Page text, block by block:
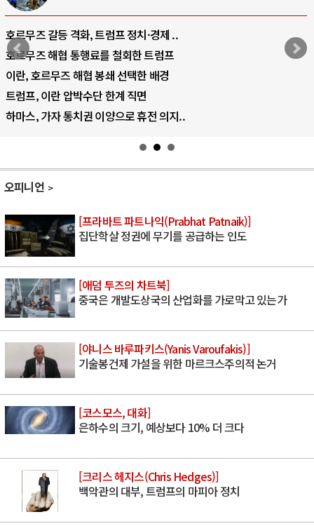
중국 AI, 저가 공세로 글로벌 토큰 시..
AI 국부펀드 구상 놓고 미국 진보진영 ..
AI 데이터센터 반대 투쟁은 새로운 글로..
AI의 숨은 환경 비용: 데이터센터 확산..
AI는 어떻게 미국 민주주의를 잠식하고 ..
오피니언
[프라바트 파트나익(Prabhat Patnaik)]
집단학살 정권에 무기를 공급하는 인도
[애덤 투즈의 차트북]
중국은 개발도상국의 산업화를 가로막고 있는가
[야니스 바루파키스(Yanis Varoufakis)]
기술봉건제 가설을 위한 마르크스주의적 논거
[코스모스, 대화]
은하수의 크기, 예상보다 10% 더 크다
[크리스 헤지스(Chris Hedges)]
백악관의 대부, 트럼프의 마피아 정치